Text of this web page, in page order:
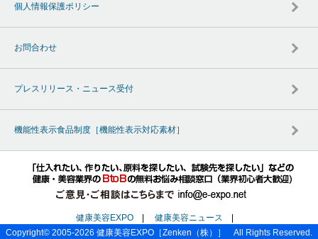
個人情報保護ポリシー
お問合わせ
プレスリリース・ニュース受付
機能性表示食品制度［機能性表示対応素材］
健康美容EXPO | 健康美容ニュース
|
Copyright© 2005-2026 健康美容EXPO ［Zenken（株）］ All Rights Reserved.